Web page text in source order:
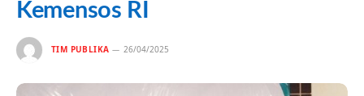
Kemensos RI
TIM PUBLIKA 26/04/2025